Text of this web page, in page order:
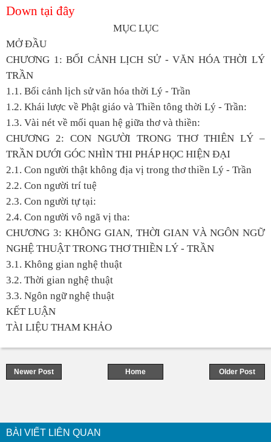
Down tại đây
MỤC LỤC
MỞ ĐẦU
CHƯƠNG 1: BỐI CẢNH LỊCH SỬ - VĂN HÓA THỜI LÝ
TRẦN
1.1. Bối cảnh lịch sử văn hóa thời Lý - Trần
1.2. Khái lược về Phật giáo và Thiền tông thời Lý - Trần:
1.3. Vài nét về mối quan hệ giữa thơ và thiền:
CHƯƠNG 2: CON NGƯỜI TRONG THƠ THIÊN LÝ –
TRẦN DƯỚI GÓC NHÌN THI PHÁP HỌC HIỆN ĐẠI
2.1. Con người thật không địa vị trong thơ thiền Lý - Trần
2.2. Con người trí tuệ
2.3. Con người tự tại:
2.4. Con người vô ngã vị tha:
CHƯƠNG 3: KHÔNG GIAN, THỜI GIAN VÀ NGÔN NGỮ
NGHỆ THUẬT TRONG THƠ THIỀN LÝ - TRẦN
3.1. Không gian nghệ thuật
3.2. Thời gian nghệ thuật
3.3. Ngôn ngữ nghệ thuật
KẾT LUẬN
TÀI LIỆU THAM KHẢO
Newer Post Older Post
Home
BÀI VIẾT LIÊN QUAN